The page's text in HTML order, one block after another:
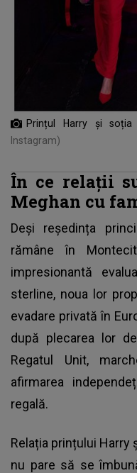
Prințul Harry și
Instagram)
În ce relații
Meghan cu
Deși reședința
rămâne în
impresionantă
sterline, noua lor
evadare privată în
după plecarea lor
Regatul Unit,
afirmarea
regală.
Relația prințului Harry
nu pare să se